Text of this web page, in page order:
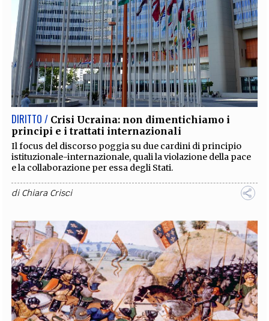
DIRITTO / Crisi Ucraina: non dimentichiamo i
principi e i trattati internazionali
Il focus del discorso poggia su due cardini di principio
istituzionale-internazionale, quali la violazione della pace
e la collaborazione per essa degli Stati.
diChiara Crisci